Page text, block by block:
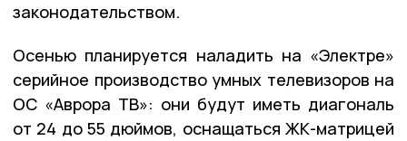
законодательством.
Осенью планируется наладить на «Электре»
серийное производство умных телевизоров на
ОС «Аврора ТВ»: они будут иметь диагональ
от 24 до 55 дюймов, оснащаться ЖК-матрицей